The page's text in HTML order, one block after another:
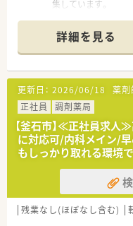
集しています。
すことが可能です。
■企業での勤務経験
いただける求人です
【募集背景と求める
■今回は欠員補充の
できる方を求めていま
■薬機法に則り、倫
いただける方。
■様々な環境や人と
に柔軟に対応できる
＜出社＞ 倉庫内の
↓ 販売状況の
詳細を見る
更新日： 2026/06/18 薬剤
正社員
調剤薬局
【釜石市】≪正社員求
に対応可/内科メイン/
もしっかり取れる環境
残業なし(ほぼなし含む)